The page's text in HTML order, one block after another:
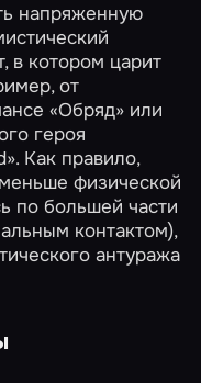
напряженную
в котором царит
от
«Обряд» или
героя
. Как правило,
физической
по большей части
контактом),
антуража